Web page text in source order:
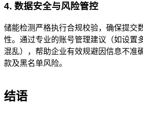
4. 数据安全与风险管控
储能检测严格执行合规校验，确保提交
性。通过专业的账号管理建议（如设置
混乱），帮助企业有效规避因信息不准
款及黑名单风险。
结语